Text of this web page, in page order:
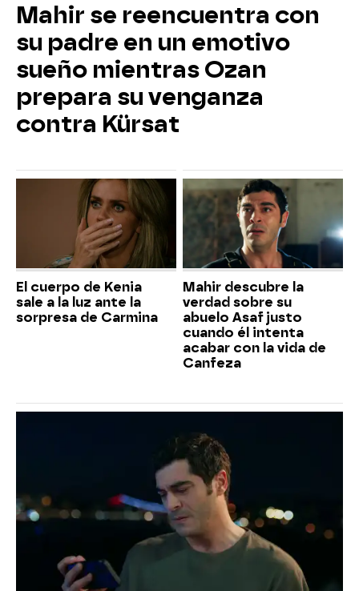
Mahir se reencuentra con
su padre en un emotivo
sueño mientras Ozan
prepara su venganza
contra Kürsat
El cuerpo de Kenia
sale a la luz ante la
sorpresa de Carmina
Mahir descubre la
verdad sobre su
abuelo Asaf justo
cuando él intenta
acabar con la vida de
Canfeza